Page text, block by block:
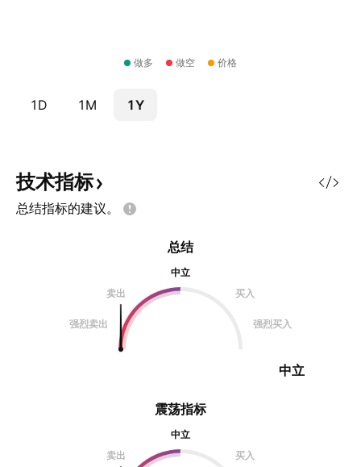
做多 做空 价格
1D 1M 1Y
技术指标
总结指标的建议。
震荡指标
中立
卖出
买入
总结
中立
卖出
买入
强烈卖出 强烈买入
中立